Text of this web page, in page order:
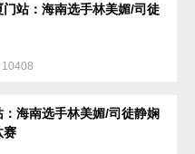
门站：海南选手林美媚/司徒
：海南选手林美媚/司徒静娴
赛